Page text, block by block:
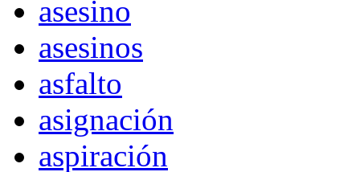
asesino
asesinos
asfalto
asignación
aspiración